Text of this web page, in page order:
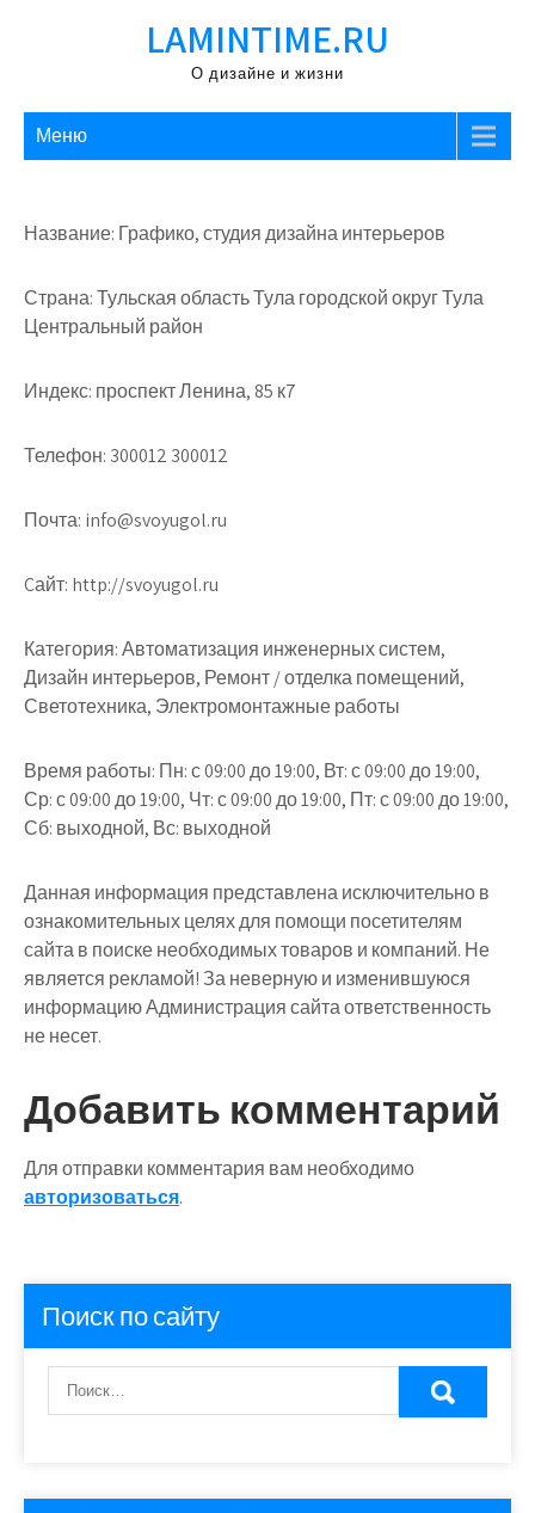
LAMINTIME.RU
О дизайне и жизни
Меню
Название: Графико, студия дизайна интерьеров
Страна: Тульская область Тула городской округ Тула
Центральный район
Индекс: проспект Ленина, 85 к7
Телефон: 300012 300012
Почта: info@svoyugol.ru
Cайт: http://svoyugol.ru
Категория: Автоматизация инженерных систем,
Дизайн интерьеров, Ремонт / отделка помещений,
Светотехника, Электромонтажные работы
Время работы: Пн: с 09:00 до 19:00, Вт: с 09:00 до 19:00,
Ср: с 09:00 до 19:00, Чт: с 09:00 до 19:00, Пт: с 09:00 до 19:00,
Сб: выходной, Вс: выходной
Данная информация представлена исключительно в
ознакомительных целях для помощи посетителям
сайта в поиске необходимых товаров и компаний. Не
является рекламой! За неверную и изменившуюся
информацию Администрация сайта ответственность
не несет.
Добавить комментарий
Для отправки комментария вам необходимо
авторизоваться.
Поиск по сайту